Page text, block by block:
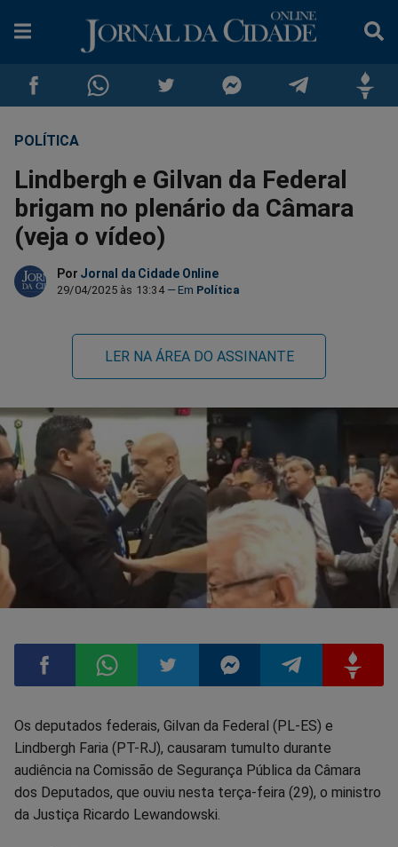
Compartilhar
no
Facebook
Compartilhar
no
Whatsapp
no
Twitter
no
no
POLÍTICA
Lindbergh e Gilvan da Federal
brigam no plenário da Câmara
(veja o vídeo)
Por Jornal da Cidade Online
29/04/2025 às 13:34 Política
LER NA ÁREA DO ASSINANTE
Compartilhar
no
Facebook
Compartilhar
no
Whatsapp
Compartilhar
no
Twitter
Compartilhar
no
Messenger
Compartilhar
no
no
Os deputados federais, Gilvan da Federal (PL-ES) e
Lindbergh Faria (PT-RJ), causaram tumulto durante
audiência na Comissão de Segurança Pública da Câmara
dos Deputados, que ouviu nesta terça-feira (29), o ministro
da Justiça Ricardo Lewandowski.